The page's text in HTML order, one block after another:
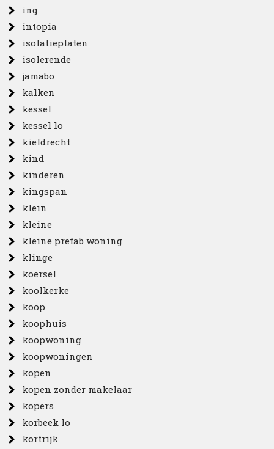
ing
intopia
isolatieplaten
isolerende
jamabo
kalken
kessel
kessel lo
kieldrecht
kind
kinderen
kingspan
klein
kleine
kleine prefab woning
klinge
koersel
koolkerke
koop
koophuis
koopwoning
koopwoningen
kopen
kopen zonder makelaar
kopers
korbeek lo
kortrijk